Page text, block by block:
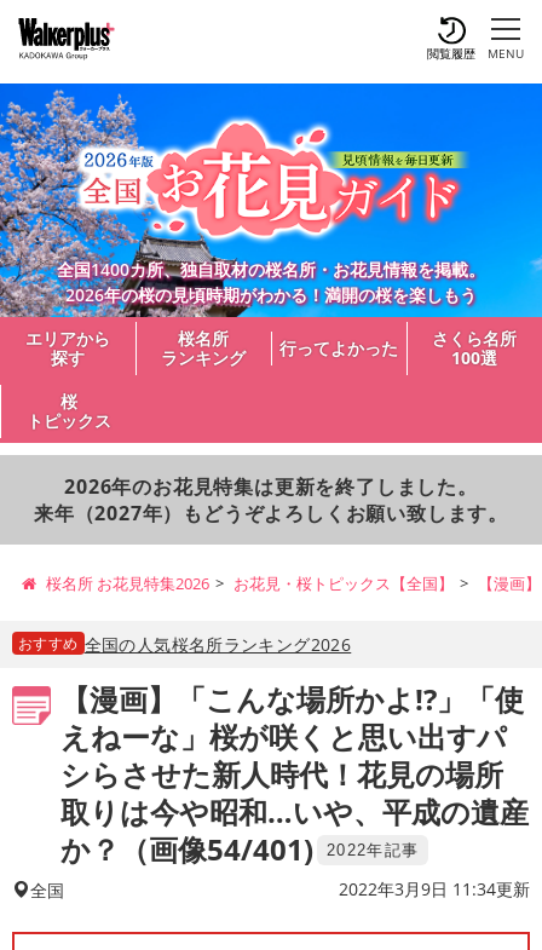
MENU
閲覧履歴
全国1400カ所、独自取材の桜名所・お花見情報を掲載。
2026年の桜の見頃時期がわかる！満開の桜を楽しもう
エリアから
探す
桜名所
ランキング
行ってよかった
さくら名所
100選
桜
トピックス
2026年のお花見特集は更新を終了しました。
来年（2027年）もどうぞよろしくお願い致します。
桜名所 お花見特集2026 お花見・桜トピックス【全国】 【漫画
おすすめ 全国の人気桜名所ランキング2026
【漫画】「こんな場所かよ!?」「使
えねーな」桜が咲くと思い出すパ
シらさせた新人時代！花見の場所
取りは今や昭和…いや、平成の遺産
か？（画像54/401)
2022年記事
全国 2022年3月9日 11:34更新